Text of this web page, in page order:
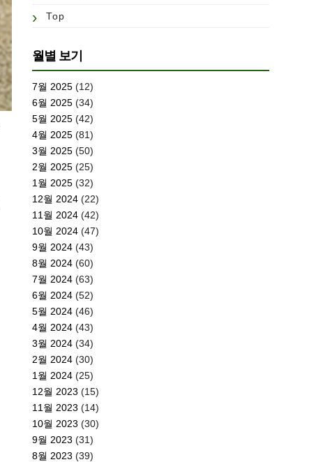
Top
월별 보기
7월 2025 (12)
6월 2025 (34)
5월 2025 (42)
4월 2025 (81)
3월 2025 (50)
2월 2025 (25)
1월 2025 (32)
12월 2024 (22)
11월 2024 (42)
10월 2024 (47)
9월 2024 (43)
8월 2024 (60)
7월 2024 (63)
6월 2024 (52)
5월 2024 (46)
4월 2024 (43)
3월 2024 (34)
2월 2024 (30)
1월 2024 (25)
12월 2023 (15)
11월 2023 (14)
10월 2023 (30)
9월 2023 (31)
8월 2023 (39)